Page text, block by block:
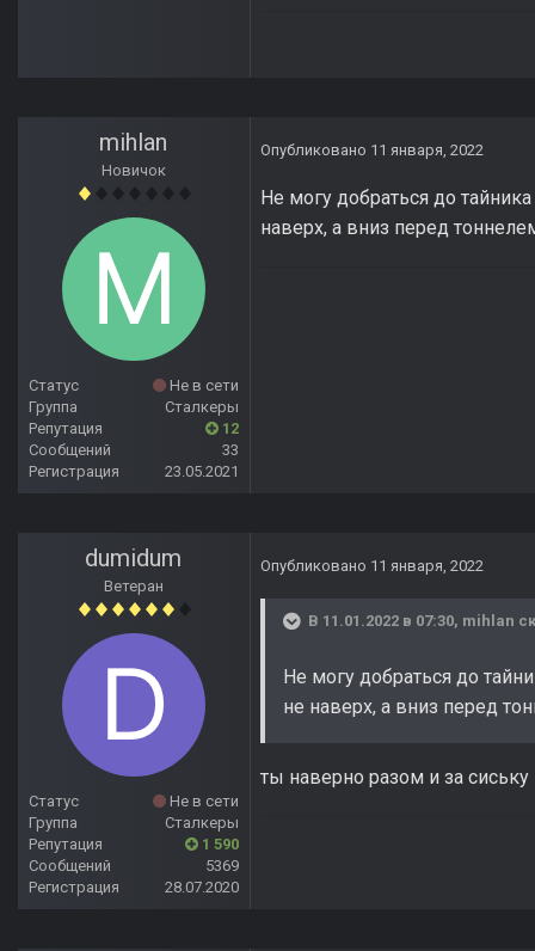
mihlan
Новичок
Статус
Не в сети
Группа
Сталкеры
Репутация
12
Сообщений
33
Регистрация
23.05.2021
Опубликовано 11 января, 2022
Не могу добраться до
наверх, а вниз перед
dumidum
Ветеран
Статус
Не в сети
Группа
Сталкеры
Репутация
1 590
Сообщений
5369
Регистрация
28.07.2020
Опубликовано 11 января, 2022
В 11.01.2022 в 07:30, mihlan
Не могу добраться до
не наверх, а вниз перед
ты наверно разом и за сиську